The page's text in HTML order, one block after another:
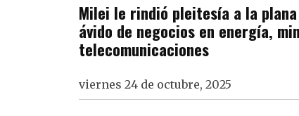
Milei le rindió pleitesía a la plana
ávido de negocios en energía,
telecomunicaciones
viernes 24 de octubre, 2025